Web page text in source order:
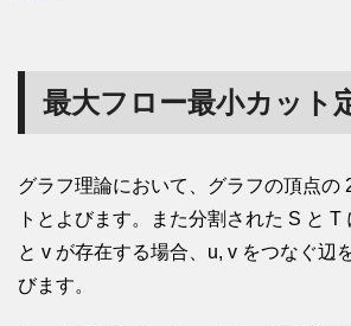
最大フロー最小カット
グラフ理論において、グラフの頂点の
トとよびます。また分割された S と T
と v が存在する場合、u, v をつなぐ辺
びます。